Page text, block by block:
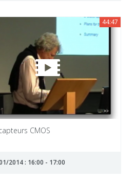
44:47
CMOS
2014 : 16:00 - 17:00